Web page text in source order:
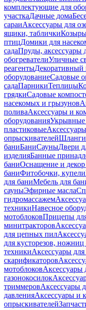
комплектующие для
участкаДачные дома
сараиАксессуары для
ящики, таблички
птицДомики для
садаПруды, аксессуары
обогревателиУличные
реагентыДекоративный
оборудованиеСадовые
садаПарникиТеплицы
грядкиСадовые
насекомых и грызунов
поливаАксессуары и
оборудованияУкрывные
пластиковые
опрыскивателейШланги
баниБаниСауныДвери
изделияБанные
баниОснащение и декор
баниФитобочки, купели
для баниМебель для
сауныЭфирные масла
гидромассажем
техникиНавесное
мотоблоковПрицепы
минитракторов
для цепных пил
для кусторезов,
техникиАксессуары для
скарификаторов
мотоблоковАксессуары
газонокосилок
триммеровАксессуары
давленияАксессуары и
опрыскивателей